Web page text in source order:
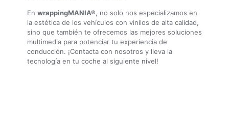
En wrappingMANIA®, no solo nos especializamos en
la estética de los vehículos con vinilos de alta calidad,
sino que también te ofrecemos las mejores soluciones
multimedia para potenciar tu experiencia de
conducción. ¡Contacta con nosotros y lleva la
tecnología en tu coche al siguiente nivel!